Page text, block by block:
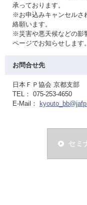
承っております。
※お申込みキャンセルさ
絡願います。
※災害や悪天候などの影
ページでお知らせします。
お問合せ先
日本ＦＰ協会 京都支部
TEL： 075-253-4650
E-Mail：
セミ